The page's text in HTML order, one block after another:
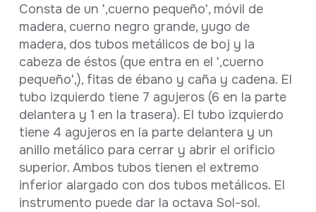
Consta de un ',cuerno pequeño', móvil de
madera, cuerno negro grande, yugo de
madera, dos tubos metálicos de boj y la
cabeza de éstos (que entra en el ',cuerno
pequeño',), fitas de ébano y caña y cadena. El
tubo izquierdo tiene 7 agujeros (6 en la parte
delantera y 1 en la trasera). El tubo izquierdo
tiene 4 agujeros en la parte delantera y un
anillo metálico para cerrar y abrir el orificio
superior. Ambos tubos tienen el extremo
inferior alargado con dos tubos metálicos. El
instrumento puede dar la octava Sol-sol.